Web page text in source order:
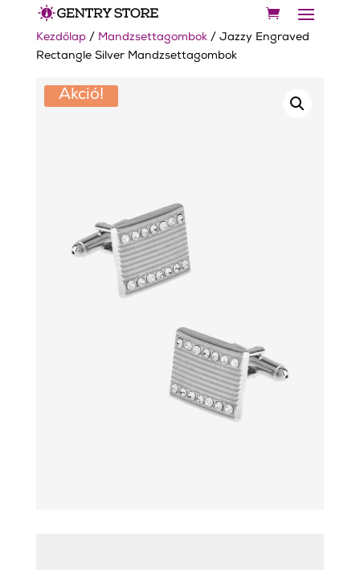
Kezdőlap/ Mandzsettagombok/ Jazzy Engraved
Rectangle Silver Mandzsettagombok
Akció!